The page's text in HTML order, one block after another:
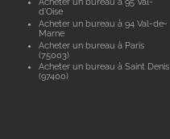
d'Oise
Acheter un bureau à 94 Val-de-
Marne
Acheter un bureau à Paris
(75003)
Acheter un bureau à Saint Denis
(97400)